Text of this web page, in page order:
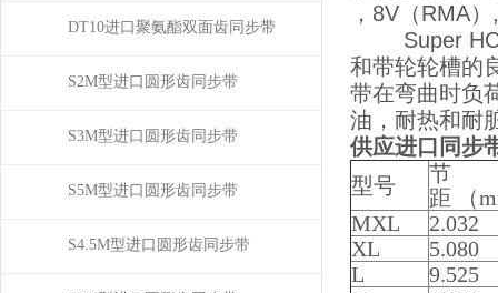
DT10进口聚氨酯双面齿同步带
S2M型进口圆形齿同步带
S3M型进口圆形齿同步带
S5M型进口圆形齿同步带
S4.5M型进口圆形齿同步带
，8V（RMA
Super HC包
和带轮轮槽的
带在弯曲时负
油，耐热和耐
供应进口同步
型号
节
距 （
MXL
2.032
XL
5.080
L
9.525